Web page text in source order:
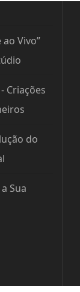
ao Vivo”
Criações
do
Sua